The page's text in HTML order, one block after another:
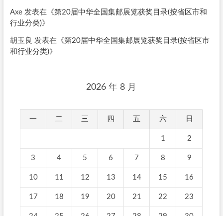
Axe发表在《第20届中华全国集邮展览获奖目录(按省区市和
行业分类)》
胡玉良 发表在《第20届中华全国集邮展览获奖目录(按省区市
和行业分类)》
2026 年 8 月
一 二 三 四 五 六 日
1 2
3 4 5 6 7 8 9
10 11 12 13 14 15 16
17 18 19 20 21 22 23